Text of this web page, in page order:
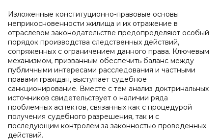
Изложенные конституционно-правовые основы
неприкосновенности жилища и их отражение в
отраслевом законодательстве предопределяют особый
порядок производства следственных действий,
сопряженных с ограничением данного права. Ключевым
механизмом, призванным обеспечить баланс между
публичными интересами расследования и частными
правами граждан, выступает судебное
санкционирование. Вместе с тем анализ доктринальных
источников свидетельствует о наличии ряда
проблемных аспектов, связанных как с процедурой
получения судебного разрешения, так и с
последующим контролем за законностью проведенных
действий.